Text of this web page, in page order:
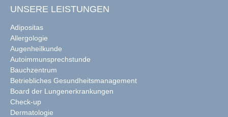
UNSERE LEISTUNGEN
Adipositas
Allergologie
Augenheilkunde
Autoimmunsprechstunde
Bauchzentrum
Betriebliches Gesundheitsmanagement
Board der Lungenerkrankungen
Check-up
Dermatologie